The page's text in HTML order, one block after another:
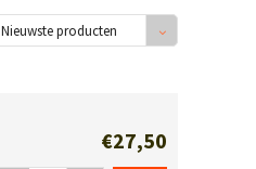
Nieuwste producten
€27,50